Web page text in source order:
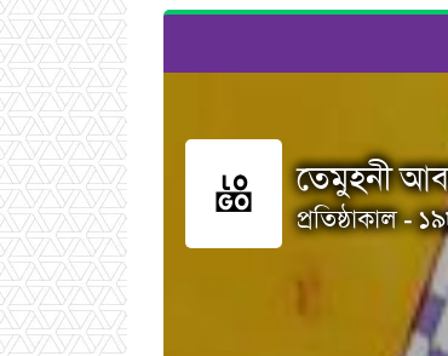
তেমুহনী
প্রতিষ্ঠাকাল -